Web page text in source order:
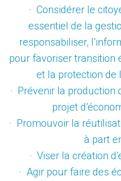
· Considérer le
essentiel de la
responsabiliser,
pour favoriser transition
et la protection de
· Prévenir la production
projet
· Promouvoir la
à part
· Viser la création
· Agir pour faire des